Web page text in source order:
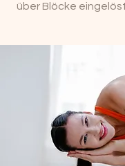
über Blöcke